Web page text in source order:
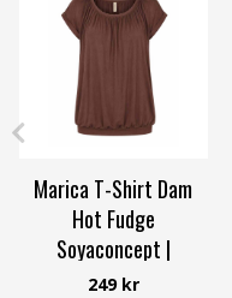
Marica T-Shirt Dam
Hot Fudge
Soyaconcept |
Smilebutiken
249 kr